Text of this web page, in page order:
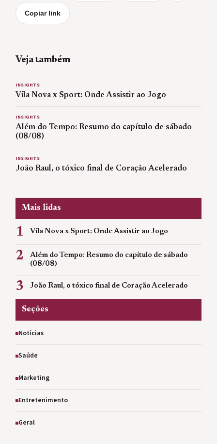
Copiar link
Veja também
INSIGHTS
Vila Nova x Sport: Onde Assistir ao Jogo
INSIGHTS
Além do Tempo: Resumo do capítulo de sábado
(08/08)
INSIGHTS
João Raul, o tóxico final de Coração Acelerado
Mais lidas
1 Vila Nova x Sport: Onde Assistir ao Jogo
2
Além do Tempo: Resumo do capítulo de sábado
(08/08)
3 João Raul, o tóxico final de Coração Acelerado
Seções
Notícias
Saúde
Marketing
Entretenimento
Geral